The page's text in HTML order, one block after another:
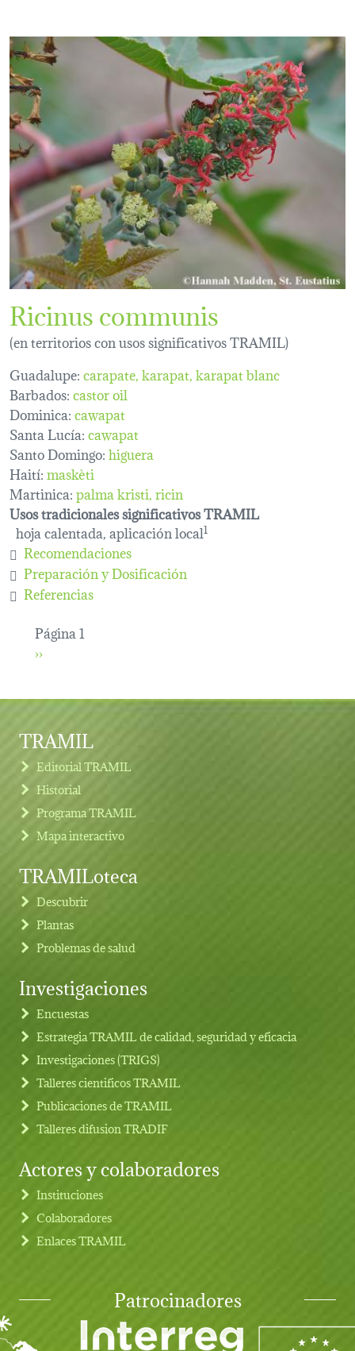
Ricinus communis
(en territorios con usos significativos TRAMIL)
Guadalupe:carapate karapat karapat blanc
Barbados:castor oil
Dominica:cawapat
Santa Lucía:cawapat
Santo Domingo:higuera
Haití:maskèti
Martinica:palma kristi ricin
Usos tradicionales significativos TRAMIL
hoja calentada, aplicación local1
Recomendaciones
Preparación y Dosificación
Referencias
Paginación
Página 1
Siguiente página
››
Footer menu
TRAMIL
Editorial TRAMIL
Historial
Programa TRAMIL
Mapa interactivo
TRAMILoteca
Descubrir
Plantas
Problemas de salud
Investigaciones
Encuestas
Estrategia TRAMIL de calidad, seguridad y eficacia
Investigaciones (TRIGS)
Talleres cientificos TRAMIL
Publicaciones de TRAMIL
Talleres difusion TRADIF
Actores y colaboradores
Instituciones
Colaboradores
Enlaces TRAMIL
Patrocinadores